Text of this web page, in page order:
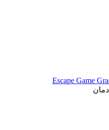
Escape Game